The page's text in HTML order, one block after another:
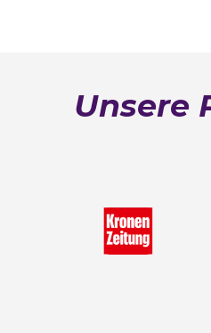
Unsere